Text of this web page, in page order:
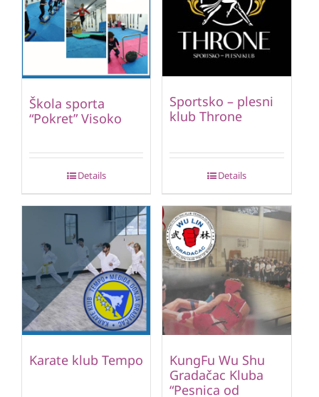
Škola sporta
“Pokret” Visoko
Details
Sportsko – plesni
klub Throne
Details
Karate klub Tempo
KungFu Wu Shu
Gradačac Kluba
“Pesnica od